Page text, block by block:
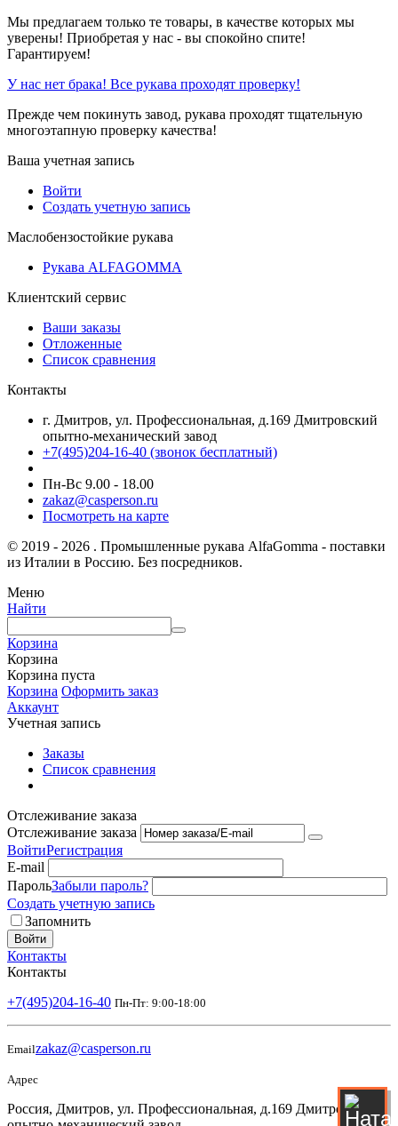
Мы предлагаем только те товары, в качестве которых мы
уверены! Приобретая у нас - вы спокойно спите!
Гарантируем!
У нас нет брака! Все рукава проходят проверку!
Прежде чем покинуть завод, рукава проходят тщательную
многоэтапную проверку качества!
Ваша учетная запись
Войти
Создать учетную запись
Маслобензостойкие рукава
Рукава ALFAGOMMA
Клиентский сервис
Ваши заказы
Отложенные
Список сравнения
Контакты
г. Дмитров, ул. Профессиональная, д.169 Дмитровский
опытно-механический завод
+7(495)204-16-40 (звонок бесплатный)
Пн-Вс 9.00 - 18.00
zakaz@casperson.ru
Посмотреть на карте
© 2019 - 2026 . Промышленные рукава AlfaGomma - поставки
из Италии в Россию. Без посредников.
Меню
Найти
Корзина
Корзина
Корзина пуста
Корзина Оформить заказ
Аккаунт
Учетная запись
Заказы
Список сравнения
Отслеживание заказа
Отслеживание заказа
ВойтиРегистрация
E-mail
ПарольЗабыли пароль?
Создать учетную запись
Запомнить
Войти
Контакты
Контакты
+7(495)204-16-40 Пн-Пт: 9:00-18:00
Emailzakaz@casperson.ru
Адрес
Россия, Дмитров, ул. Профессиональная, д.169 Дмитровский